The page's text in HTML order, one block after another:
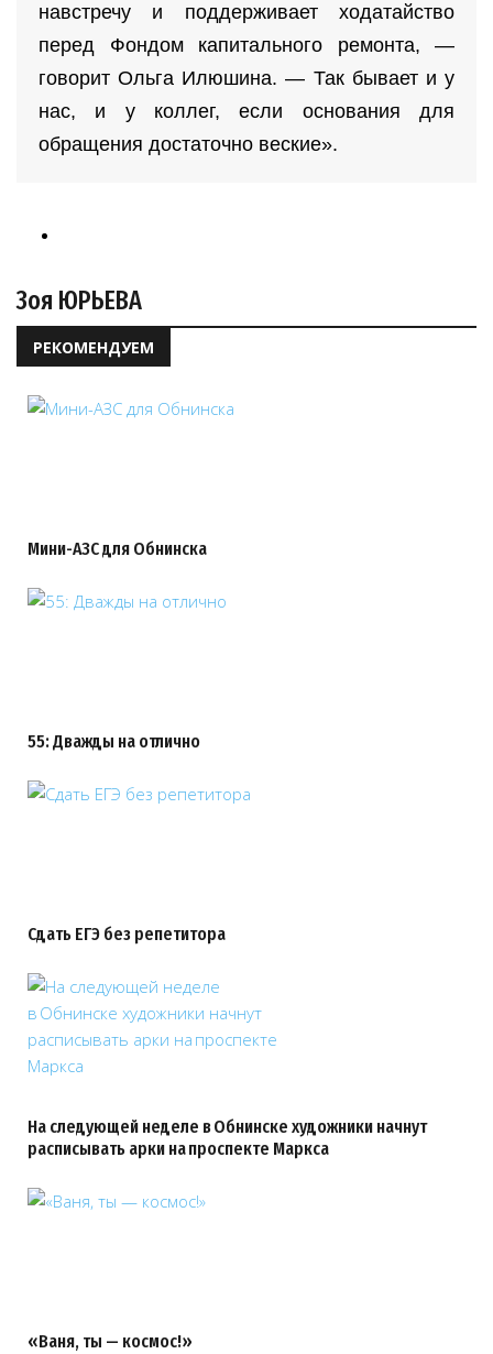
навстречу и поддерживает ходатайство
перед Фондом капитального ремонта, —
говорит Ольга Илюшина. — Так бывает и у
нас, и у коллег, если основания для
обращения достаточно веские».
Зоя ЮРЬЕВА
РЕКОМЕНДУЕМ
Мини-АЗС для Обнинска
55: Дважды на отлично
Сдать ЕГЭ без репетитора
На следующей неделе в Обнинске художники начнут
расписывать арки на проспекте Маркса
«Ваня, ты — космос!»